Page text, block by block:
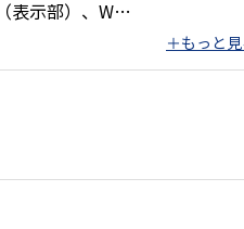
示部）、W
）